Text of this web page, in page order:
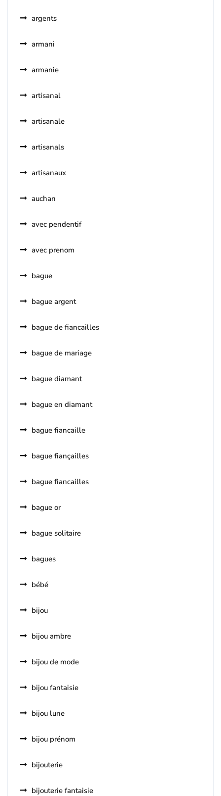
argents
armani
armanie
artisanal
artisanale
artisanals
artisanaux
auchan
avec pendentif
avec prenom
bague
bague argent
bague de fiancailles
bague de mariage
bague diamant
bague en diamant
bague fiancaille
bague fiançailles
bague fiancailles
bague or
bague solitaire
bagues
bébé
bijou
bijou ambre
bijou de mode
bijou fantaisie
bijou lune
bijou prénom
bijouterie
bijouterie fantaisie